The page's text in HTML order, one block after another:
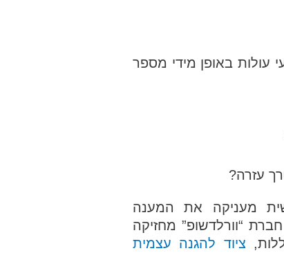
עולות באופן מידי מספר
עזרה?
מעניקה את המענה
“וורלדשופ” מחזיקה
ציוד להגנה עצמית